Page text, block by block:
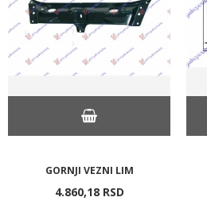
GORNJI VEZNI LIM
4.860,18 RSD